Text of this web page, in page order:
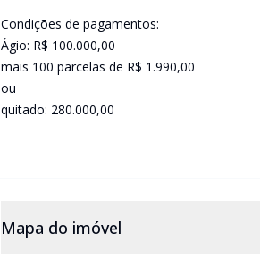
Condições de pagamentos:
Ágio: R$ 100.000,00
mais 100 parcelas de R$ 1.990,00
ou
quitado: 280.000,00
Mapa do imóvel